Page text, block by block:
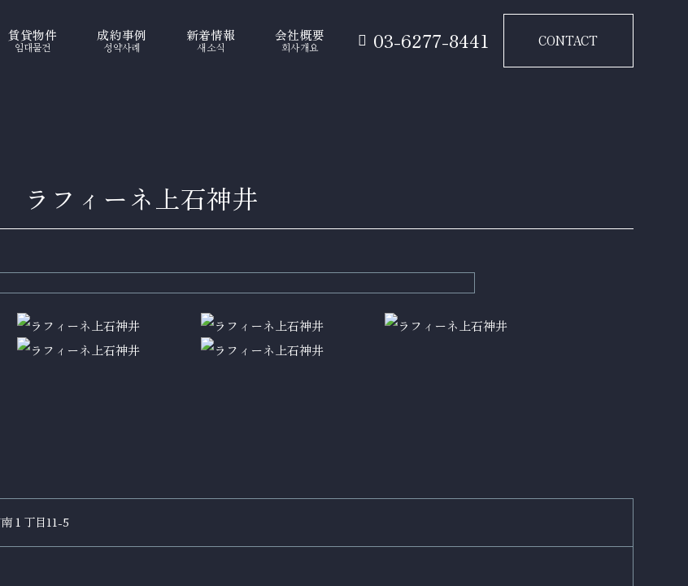
賃貸物件
임대물건
成約事例
성약사례
新着情報
새소식
会社概要
회사개요 03-6277-8441 CONTACT
ラフィーネ上石神井
１丁目11-5